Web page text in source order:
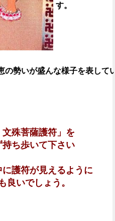
す。
の勢いが盛んな様子を表して
殊菩薩護符 」を
持ち歩いて下さい
護符が見えるように
良いでしょう。